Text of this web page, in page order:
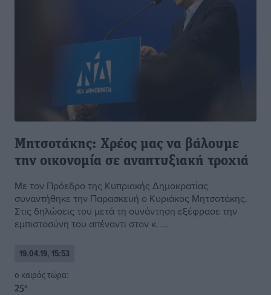
Μητσοτάκης: Χρέος μας να βάλουμε
την οικονομία σε αναπτυξιακή τροχιά
Με τον Πρόεδρο της Κυπριακής Δημοκρατίας
συναντήθηκε την Παρασκευή ο Κυριάκος Μητσοτάκης.
Στις δηλώσεις του μετά τη συνάντηση εξέφρασε την
εμπιστοσύνη του απέναντι στον κ. ...
19.04.19, 15:53
o καιρός τώρα:
25°